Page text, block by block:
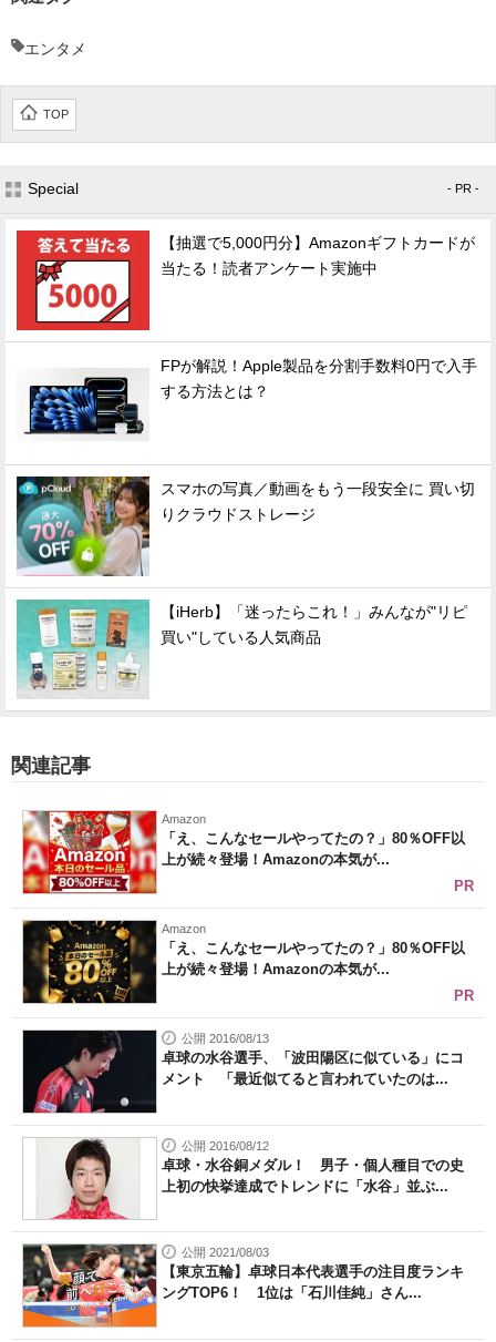
エンタメ
TOP
Special - PR -
【抽選で5,000円分】Amazonギフトカードが
当たる！読者アンケート実施中
FPが解説！Apple製品を分割手数料0円で入手
する方法とは？
スマホの写真／動画をもう一段安全に 買い切
りクラウドストレージ
【iHerb】「迷ったらこれ！」みんなが"リピ
買い"している人気商品
関連記事
Amazon
「え、こんなセールやってたの？」80％OFF以
上が続々登場！Amazonの本気が...
PR
Amazon
「え、こんなセールやってたの？」80％OFF以
上が続々登場！Amazonの本気が...
PR
公開 2016/08/13
卓球の水谷選手、「波田陽区に似ている」にコ
メント 「最近似てると言われていたのは...
公開 2016/08/12
卓球・水谷銅メダル！ 男子・個人種目での史
上初の快挙達成でトレンドに「水谷」並ぶ...
公開 2021/08/03
【東京五輪】卓球日本代表選手の注目度ランキ
ングTOP6！ 1位は「石川佳純」さん...